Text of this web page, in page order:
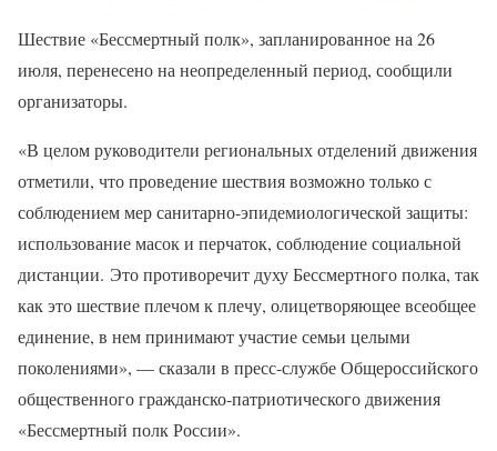
Шествие «Бессмертный полк», запланированное на 26
июля, перенесено на неопределенный период, сообщили
организаторы.
«В целом руководители региональных отделений движения
отметили, что проведение шествия возможно только с
соблюдением мер санитарно-эпидемиологической защиты:
использование масок и перчаток, соблюдение социальной
дистанции. Это противоречит духу Бессмертного полка, так
как это шествие плечом к плечу, олицетворяющее всеобщее
единение, в нем принимают участие семьи целыми
поколениями», — сказали в пресс-службе Общероссийского
общественного гражданско-патриотического движения
«Бессмертный полк России».